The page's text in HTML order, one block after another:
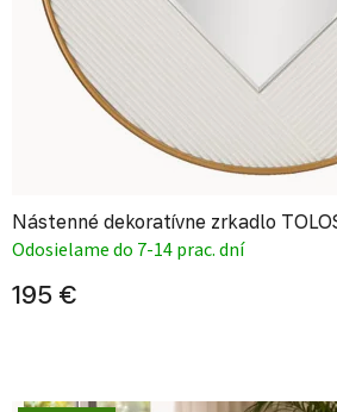
Nástenné dekoratívne zrkadlo
Odosielame do 7-14 prac. dní
195 €